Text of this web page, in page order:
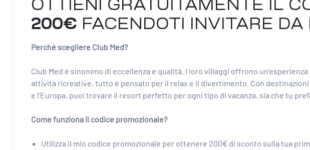
OTTIENI GRATUITAMENTE IL
200€ FACENDOTI INVITARE DA
Perché scegliere Club Med?
Club Med è sinonimo di eccellenza e qualità. I loro villaggi offrono
attività ricreative, tutto è pensato per il relax e il divertimento. Con destinazioni
e l’Europa, puoi trovare il resort perfetto per ogni tipo di vacanza, sia che tu
Come funziona il codice promozionale?
Utilizza il mio codice promozionale per ottenere 200€ di sconto sulla tua